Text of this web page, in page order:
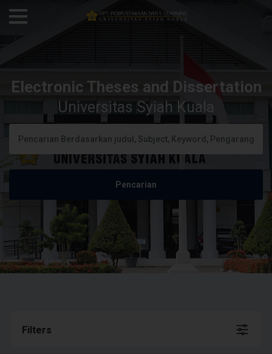
Electronic Theses and Dissertation
Universitas Syiah Kuala
Filters